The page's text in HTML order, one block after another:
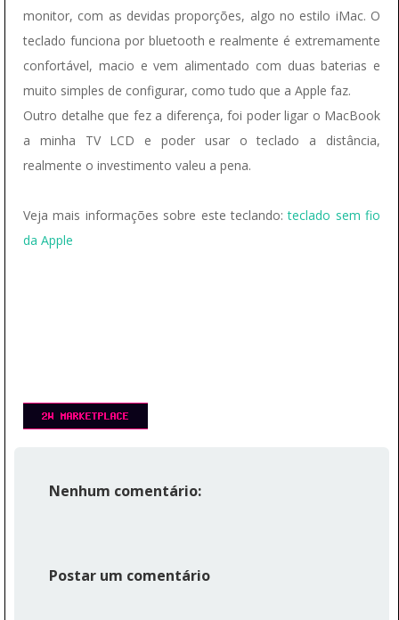
monitor, com as devidas proporções, algo no estilo iMac. O
teclado funciona por bluetooth e realmente é extremamente
confortável, macio e vem alimentado com duas baterias e
muito simples de configurar, como tudo que a Apple faz.
Outro detalhe que fez a diferença, foi poder ligar o MacBook
a minha TV LCD e poder usar o teclado a distância,
realmente o investimento valeu a pena.
Veja mais informações sobre este teclando:teclado sem fio
da Apple
Nenhum comentário:
Postar um comentário